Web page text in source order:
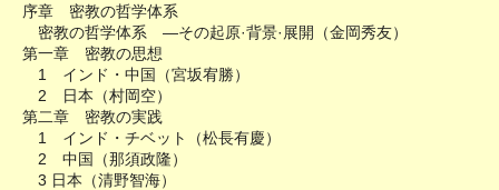
序章 密教の哲学体系
密教の哲学体系 ―その起原·背景·展開（金岡秀友）
第一章 密教の思想
1 インド・中国（宮坂宥勝）
2 日本（村岡空）
第二章 密教の実践
1 インド・チベット（松長有慶）
2 中国（那須政隆）
3 日本（清野智海）